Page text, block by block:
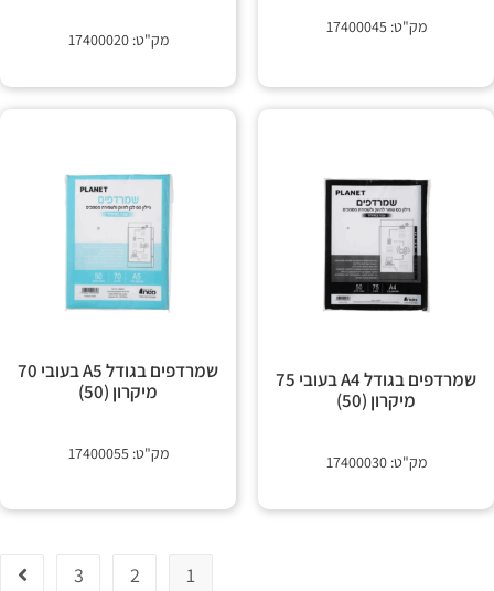
מק"ט: 17400045
מק"ט: 17400020
שמרדפים בגודל A4 בעובי 75
מיקרון (50)
מק"ט: 17400030
שמרדפים בגודל A5 בעובי 70
מיקרון (50)
מק"ט: 17400055
1
2
3